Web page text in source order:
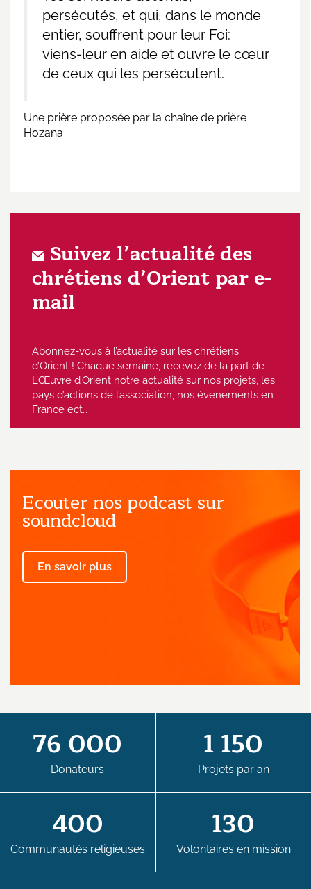
persécutés, et qui, dans le monde
entier, souffrent pour leur Foi:
viens-leur en aide et ouvre le cœur
de ceux qui les persécutent.
Une prière proposée par la chaîne de prière
Hozana
Suivez l’actualité des
chrétiens d’Orient par e-
mail
Abonnez-vous à l’actualité sur les chrétiens
d’Orient ! Chaque semaine, recevez de la part de
L’Œuvre d’Orient notre actualité sur nos projets, les
pays d’actions de l’association, nos évènements en
France ect…
J'accepte de recevoir des emails
provenant de l'Œuvre d'Orient.
Ecouter nos podcast sur
soundcloud
En savoir plus
76 000
Donateurs
1 150
Projets par an
400
Communautés religieuses
130
Volontaires en mission